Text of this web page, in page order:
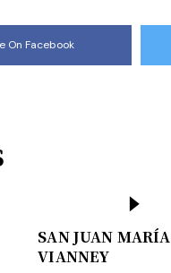
On Facebook
SAN JUAN MARÍA
VIANNEY